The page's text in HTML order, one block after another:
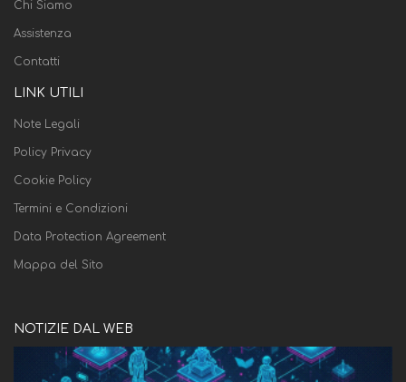
Chi Siamo
Assistenza
Contatti
LINK UTILI
Note Legali
Policy Privacy
Cookie Policy
Termini e Condizioni
Data Protection Agreement
Mappa del Sito
NOTIZIE DAL WEB